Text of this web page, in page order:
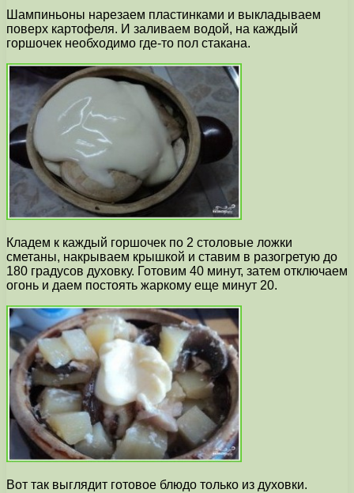
Шампиньоны нарезаем пластинками и выкладываем
поверх картофеля. И заливаем водой, на каждый
горшочек необходимо где-то пол стакана.
Кладем к каждый горшочек по 2 столовые ложки
сметаны, накрываем крышкой и ставим в разогретую до
180 градусов духовку. Готовим 40 минут, затем отключаем
огонь и даем постоять жаркому еще минут 20.
Вот так выглядит готовое блюдо только из духовки.